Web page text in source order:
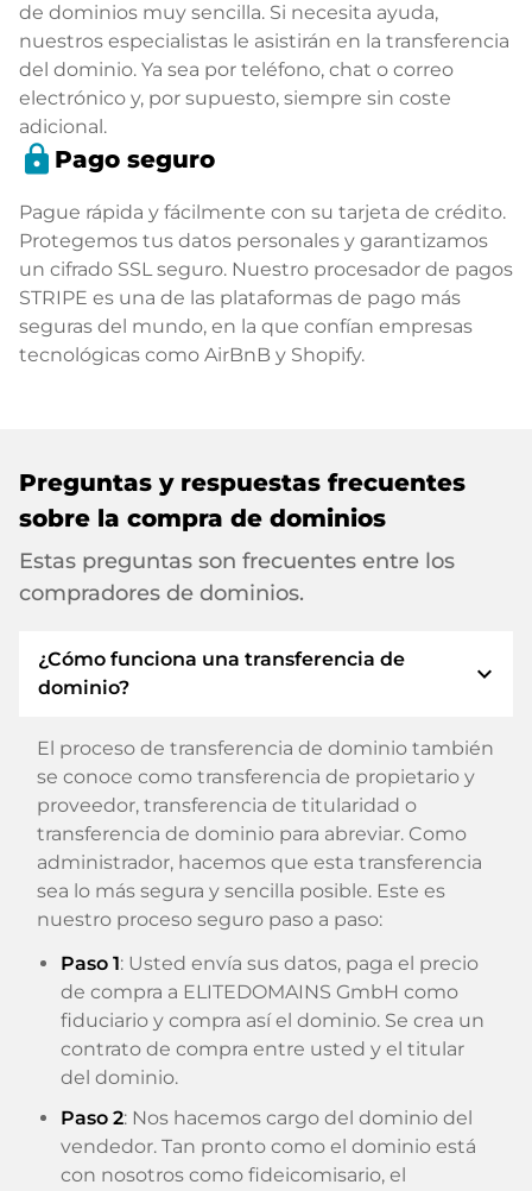
de dominios muy sencilla. Si necesita ayuda,
nuestros especialistas le asistirán en la transferencia
del dominio. Ya sea por teléfono, chat o correo
electrónico y, por supuesto, siempre sin coste
adicional.
lock Pago seguro
Pague rápida y fácilmente con su tarjeta de crédito.
Protegemos tus datos personales y garantizamos
un cifrado SSL seguro. Nuestro procesador de pagos
STRIPE es una de las plataformas de pago más
seguras del mundo, en la que confían empresas
tecnológicas como AirBnB y Shopify.
Preguntas y respuestas frecuentes
sobre la compra de dominios
Estas preguntas son frecuentes entre los
compradores de dominios.
¿Cómo funciona una transferencia de
dominio?
expand_more
El proceso de transferencia de dominio también
se conoce como transferencia de propietario y
proveedor, transferencia de titularidad o
transferencia de dominio para abreviar. Como
administrador, hacemos que esta transferencia
sea lo más segura y sencilla posible. Este es
nuestro proceso seguro paso a paso:
Paso 1: Usted envía sus datos, paga el precio
de compra a ELITEDOMAINS GmbH como
fiduciario y compra así el dominio. Se crea un
contrato de compra entre usted y el titular
del dominio.
Paso 2: Nos hacemos cargo del dominio del
vendedor. Tan pronto como el dominio está
con nosotros como fideicomisario, el